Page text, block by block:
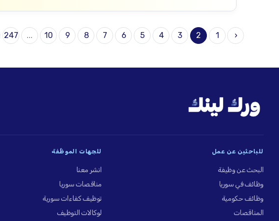
‹
1
2
3
4
5
6
7
8
9
10
...
247
للباحثين عن عمل
البحث عن وظيفة
وظائف في سوريا
وظائف حكومية
المناقصات
للجهات الموظِّفة
انشر معنا
مناقصات سوريا
توظيف كفاءات سورية
لوكالات التوظيف